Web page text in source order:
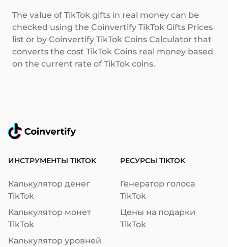
The value of TikTok gifts in real money can be
checked using the Coinvertify TikTok Gifts Prices
list or by Coinvertify TikTok Coins Calculator that
converts the cost TikTok Coins real money based
on the current rate of TikTok coins.
ИНСТРУМЕНТЫ TIKTOK
Калькулятор денег
TikTok
Калькулятор монет
TikTok
Калькулятор уровней
РЕСУРСЫ TIKTOK
Генератор голоса
TikTok
Цены на подарки
TikTok